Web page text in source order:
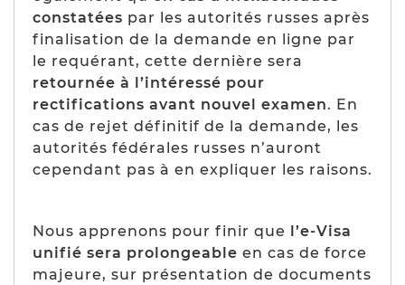
constatées par les autorités russes après
finalisation de la demande en ligne par
le requérant, cette dernière sera
retournée à l’intéressé pour
rectifications avant nouvel examen. En
cas de rejet définitif de la demande, les
autorités fédérales russes n’auront
cependant pas à en expliquer les raisons.
Nous apprenons pour finir que
l’e-Visa
unifié sera prolongeable en cas de force
majeure, sur présentation de documents